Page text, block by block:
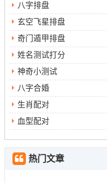
忌讳嫁娶、立碑、出行、
畜...此日冲猪煞东，生肖属
商户与住家同步搬迁，或
庭，傍晚入宅别有一番意境
9月12日（星期五，农
此日为天德黄道 -三合吉日;
时安排在上午9至11时（巳
忌讳开仓、出货...此日搬家
的家庭，吉日吉时行动 -事
八字排盘
玄空飞星排盘
奇门遁甲排盘
姓名测试打分
神奇小测试
八字合婚
生肖配对
血型配对
热门文章